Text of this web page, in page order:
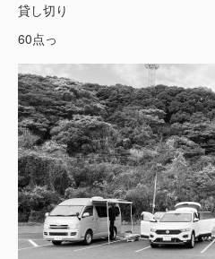
貸し切り
60点っ